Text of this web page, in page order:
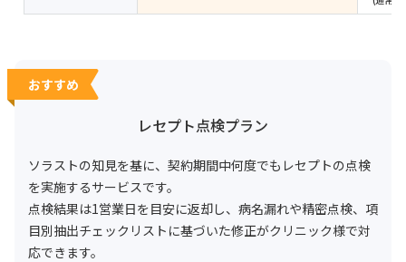
おすすめ
レセプト点検プラン
ソラストの知見を基に、契約期間中何度でもレセプトの点検
を実施するサービスです。
点検結果は1営業日を目安に返却し、病名漏れや精密点検、項
目別抽出チェックリストに基づいた修正がクリニック様で対
応できます。